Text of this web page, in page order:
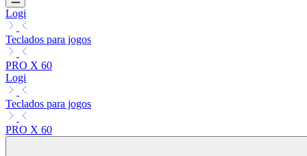
Logi
Teclados para jogos
PRO X 60
Logi
Teclados para jogos
PRO X 60